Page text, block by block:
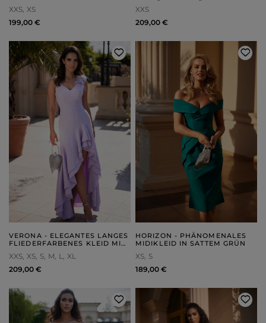
XXS XS
199,00 €
XXS
209,00 €
VERONA - ELEGANTES LANGES
FLIEDERFARBENES KLEID MIT
HERZFÖRMIGEM AUSSCHNITT
XXS XS S M L XL
209,00 €
HORIZON - PHÄNOMENALES
MIDIKLEID IN SATTEM GRÜN
XS S
189,00 €